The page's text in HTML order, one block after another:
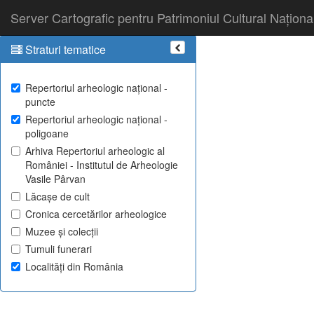
Server Cartografic pentru Patrimoniul Cultural
Straturi tematice
Repertoriul arheologic național -
puncte
Repertoriul arheologic național -
poligoane
Arhiva Repertoriul arheologic al
României - Institutul de Arheologie
Vasile Pârvan
Lăcașe de cult
Cronica cercetărilor arheologice
Muzee și colecții
Tumuli funerari
Localități din România